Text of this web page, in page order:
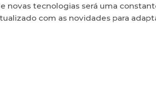
novas tecnologias será uma
com as novidades para